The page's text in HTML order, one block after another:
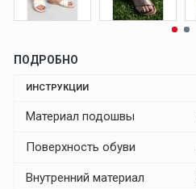
ПОДРОБНО
ИНСТРУКЦИИ
Материал подошвы
Поверхность обуви
Внутренний материал